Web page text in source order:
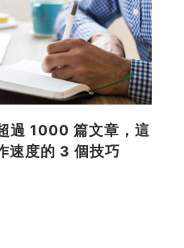
過 1000 篇文章，這
速度的 3 個技巧